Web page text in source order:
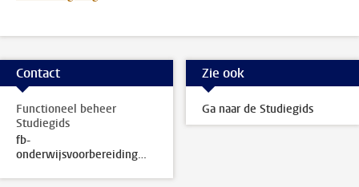
Contact
Functioneel beheer
Studiegids
fb-
onderwijsvoorbereiding@sea.leidenuniv.nl
Zie ook
Ga naar de Studiegids